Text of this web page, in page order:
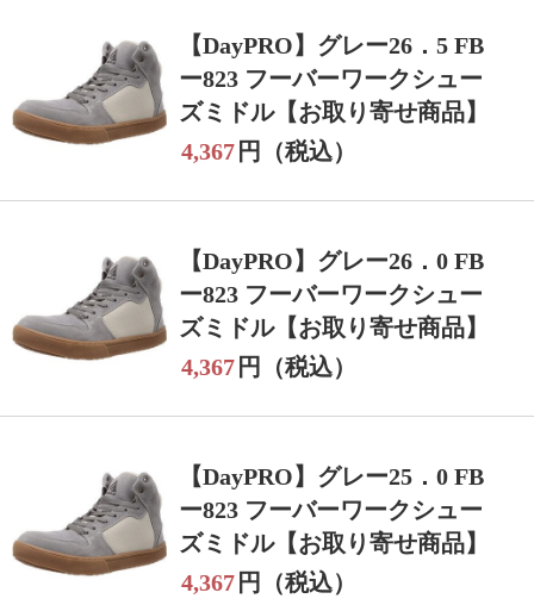
【DayPRO】グレー26．5 FB
ー823 フーバーワークシュー
ズミドル【お取り寄せ商品】
4,367 円（税込）
【DayPRO】グレー26．0 FB
ー823 フーバーワークシュー
ズミドル【お取り寄せ商品】
4,367 円（税込）
【DayPRO】グレー25．0 FB
ー823 フーバーワークシュー
ズミドル【お取り寄せ商品】
4,367 円（税込）